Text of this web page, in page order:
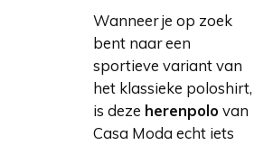
Wanneer je op zoek
bent naar een
sportieve variant van
het klassieke poloshirt,
is deze herenpolo van
Casa Moda echt iets